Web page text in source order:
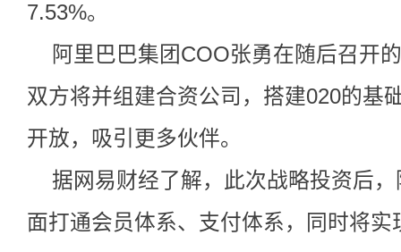
7.53%。
阿里巴巴集团COO张勇在随后召开
双方将并组建合资公司，搭建020的基
开放，吸引更多伙伴。
据网易财经了解，此次战略投资后
面打通会员体系、支付体系，同时将